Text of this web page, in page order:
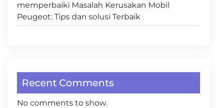
memperbaiki Masalah Kerusakan Mobil
Peugeot: Tips dan solusi Terbaik
Recent Comments
No comments to show.